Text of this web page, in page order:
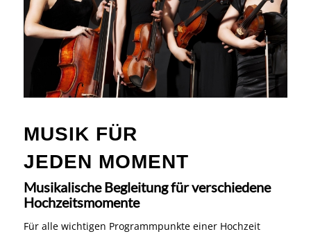
MUSIK FÜR
JEDEN MOMENT
Musikalische Begleitung für verschiedene
Hochzeitsmomente
Für alle wichtigen Programmpunkte einer Hochzeit